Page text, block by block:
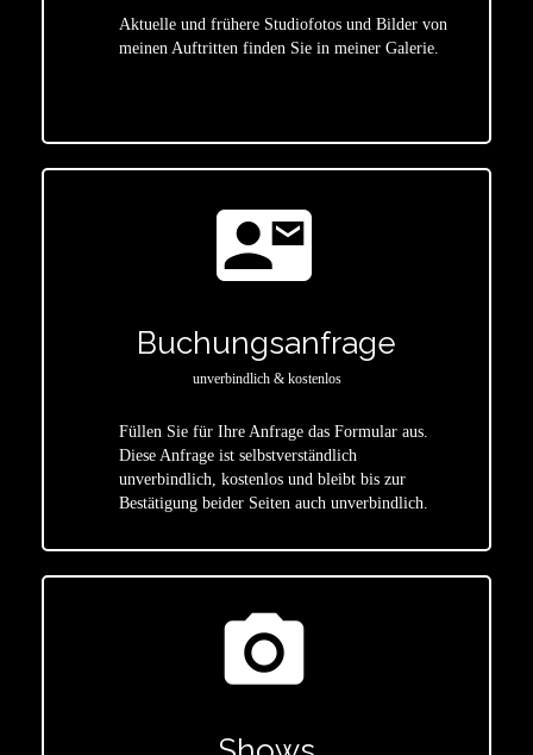
Aktuelle und frühere Studiofotos und Bilder von
meinen Auftritten finden Sie in meiner Galerie.
contact_mail
Buchungsanfrage
unverbindlich & kostenlos
Füllen Sie für Ihre Anfrage das Formular aus.
Diese Anfrage ist selbstverständlich
unverbindlich, kostenlos und bleibt bis zur
Bestätigung beider Seiten auch unverbindlich.
photo_camera